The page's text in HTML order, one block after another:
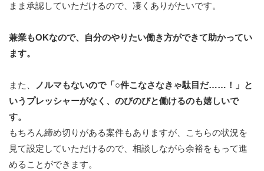
まま承認していただけるので、凄くありがたいです。
兼業もOKなので、自分のやりたい働き方ができて助かってい
ます。
また、
ノルマもないので「○件こなさなきゃ駄目だ……！」と
いうプレッシャーがなく、のびのびと働けるのも嬉しいで
す。
もちろん締め切りがある案件もありますが、こちらの状況を
見て設定していただけるので、相談しながら余裕をもって進
めることができます。